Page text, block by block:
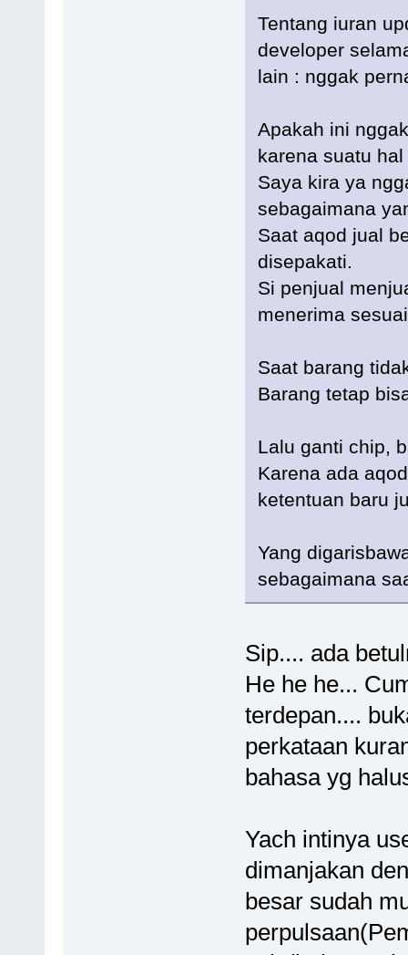
Tentang iuran
developer
lain : nggak
Apakah ini
karena suatu
Saya kira ya
sebagaimana
Saat aqod jual
disepakati.
Si penjual
menerima
Saat barang
Barang tetap
Lalu ganti chip,
Karena ada
ketentuan baru
Yang
sebagaimana
Sip.... ada
He he he...
terdepan....
perkataan
bahasa yg
Yach intinya
dimanjakan
besar sudah